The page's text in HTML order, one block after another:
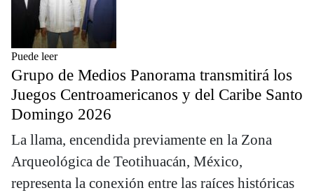
Puede leer
Grupo de Medios Panorama transmitirá los
Juegos Centroamericanos y del Caribe Santo
Domingo 2026
La llama, encendida previamente en la Zona
Arqueológica de Teotihuacán, México,
representa la conexión entre las raíces históricas